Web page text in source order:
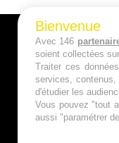
Bienvenue
Avec 146
soient collectées
Traiter ces
services,
d'étudier les
Vous pouvez "tout
aussi "paramétrer